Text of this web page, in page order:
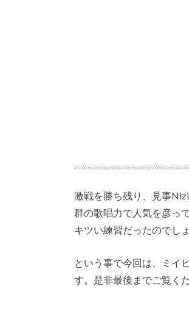
激戦を勝ち残り、見事
群の歌唱力で人気を彦っ
キツい練習だったのでしょ
という事で今回は、ミイ
す。是非最後までご覧く